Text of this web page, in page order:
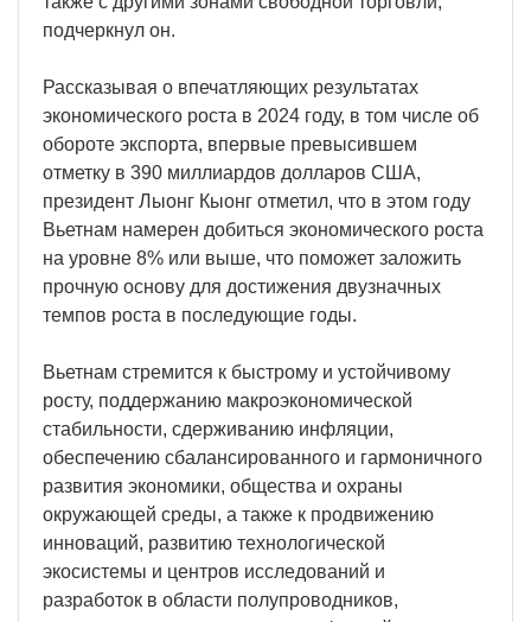
подчеркнул он.
Рассказывая о впечатляющих результатах
экономического роста в 2024 году, в том числе об
обороте экспорта, впервые превысившем
отметку в 390 миллиардов долларов США,
президент Лыонг Кыонг отметил, что в этом году
Вьетнам намерен добиться экономического роста
на уровне 8% или выше, что поможет заложить
прочную основу для достижения двузначных
темпов роста в последующие годы.
Вьетнам стремится к быстрому и устойчивому
росту, поддержанию макроэкономической
стабильности, сдерживанию инфляции,
обеспечению сбалансированного и гармоничного
развития экономики, общества и охраны
окружающей среды, а также к продвижению
инноваций, развитию технологической
экосистемы и центров исследований и
разработок в области полупроводников,